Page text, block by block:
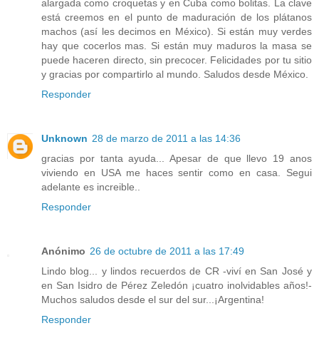
alargada como croquetas y en Cuba como bolitas. La clave
está creemos en el punto de maduración de los plátanos
machos (así les decimos en México). Si están muy verdes
hay que cocerlos mas. Si están muy maduros la masa se
puede haceren directo, sin precocer. Felicidades por tu sitio
y gracias por compartirlo al mundo. Saludos desde México.
Responder
Unknown 28 de marzo de 2011 a las 14:36
gracias por tanta ayuda... Apesar de que llevo 19 anos
viviendo en USA me haces sentir como en casa. Segui
adelante es increible..
Responder
Anónimo 26 de octubre de 2011 a las 17:49
Lindo blog... y lindos recuerdos de CR -viví en San José y
en San Isidro de Pérez Zeledón ¡cuatro inolvidables años!-
Muchos saludos desde el sur del sur...¡Argentina!
Responder